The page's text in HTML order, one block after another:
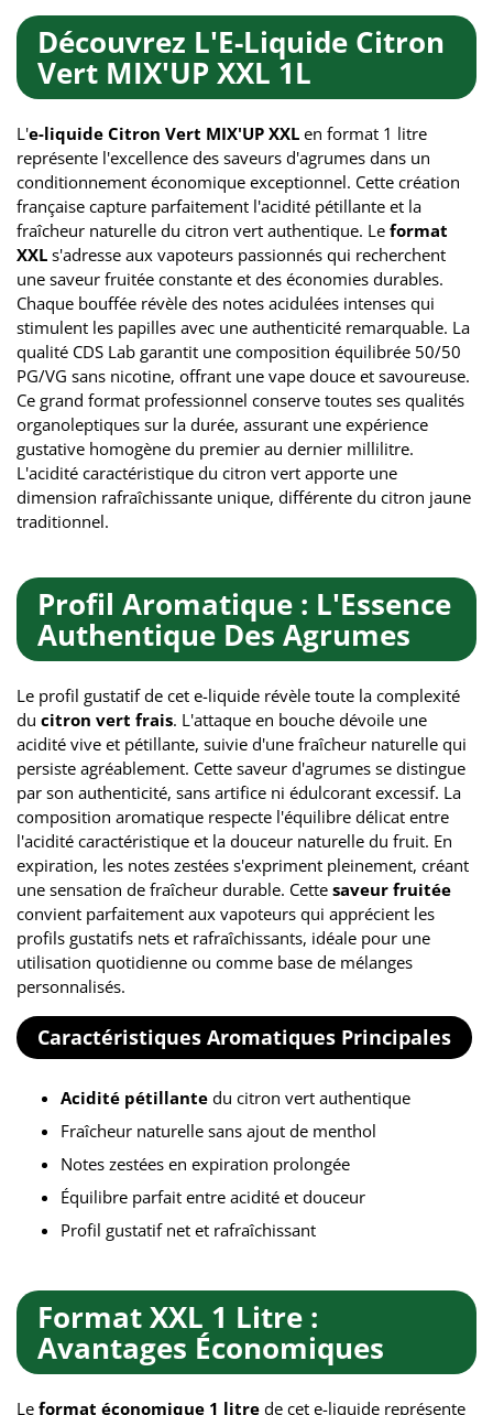
Découvrez L'E-Liquide Citron
Vert MIX'UP XXL 1L
L'e-liquide Citron Vert MIX'UP XXL en format 1 litre
représente l'excellence des saveurs d'agrumes dans un
conditionnement économique exceptionnel. Cette création
française capture parfaitement l'acidité pétillante et la
fraîcheur naturelle du citron vert authentique. Le format
XXL s'adresse aux vapoteurs passionnés qui recherchent
une saveur fruitée constante et des économies durables.
Chaque bouffée révèle des notes acidulées intenses qui
stimulent les papilles avec une authenticité remarquable. La
qualité CDS Lab garantit une composition équilibrée 50/50
PG/VG sans nicotine, offrant une vape douce et savoureuse.
Ce grand format professionnel conserve toutes ses qualités
organoleptiques sur la durée, assurant une expérience
gustative homogène du premier au dernier millilitre.
L'acidité caractéristique du citron vert apporte une
dimension rafraîchissante unique, différente du citron jaune
traditionnel.
Profil Aromatique : L'Essence
Authentique Des Agrumes
Le profil gustatif de cet e-liquide révèle toute la complexité
du citron vert frais. L'attaque en bouche dévoile une
acidité vive et pétillante, suivie d'une fraîcheur naturelle qui
persiste agréablement. Cette saveur d'agrumes se distingue
par son authenticité, sans artifice ni édulcorant excessif. La
composition aromatique respecte l'équilibre délicat entre
l'acidité caractéristique et la douceur naturelle du fruit. En
expiration, les notes zestées s'expriment pleinement, créant
une sensation de fraîcheur durable. Cette saveur fruitée
convient parfaitement aux vapoteurs qui apprécient les
profils gustatifs nets et rafraîchissants, idéale pour une
utilisation quotidienne ou comme base de mélanges
personnalisés.
Caractéristiques Aromatiques Principales
Acidité pétillante du citron vert authentique
Fraîcheur naturelle sans ajout de menthol
Notes zestées en expiration prolongée
Équilibre parfait entre acidité et douceur
Profil gustatif net et rafraîchissant
Format XXL 1 Litre :
Avantages Économiques
Le format économique 1 litre de cet e-liquide représente